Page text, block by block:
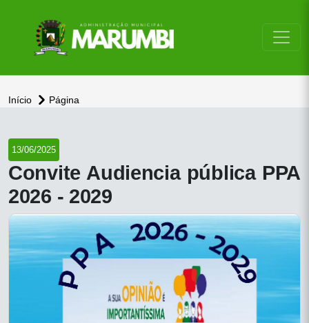
Início Página
13/06/2025
Convite Audiencia pública PPA
2026 - 2029